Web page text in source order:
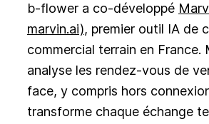
b-flower a co-développé
marvin.ai), premier outil IA de
commercial terrain en France.
analyse les rendez-vous de
face, y compris hors
transforme chaque échange